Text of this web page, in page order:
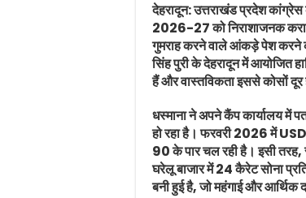
देहरादून: उत्तराखंड प्रदेश
2026-27 को निराशाजनक
गुमराह करने वाले आंकड़े पेश करने
सिंह पुरी के देहरादून में आयोजित
हैं और वास्तविकता इससे कोसों दूर
धस्माना ने अपने कैंप कार्यालय में
हो रहा है। फरवरी 2026 में
90 के पार चल रही है। इसी तरह,
घरेलू बाजार में 24 कैरेट सोना
बनी हुई है, जो महंगाई और आर्थिक